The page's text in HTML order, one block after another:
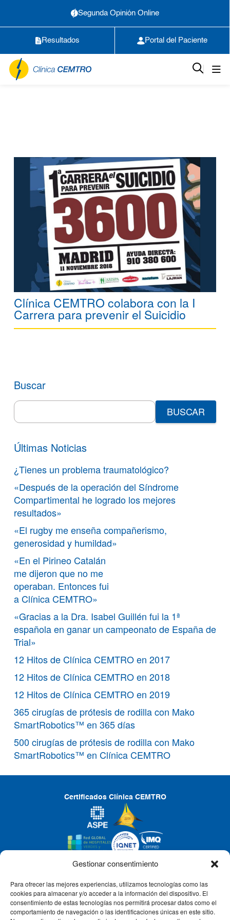
Gestionar consentimiento
Para ofrecer las mejores experiencias, utilizamos tecnologías como las
cookies para almacenar y/o acceder a la información del dispositivo. El
consentimiento de estas tecnologías nos permitirá procesar datos como el
comportamiento de navegación o las identificaciones únicas en este sitio.
Segunda Opinión Online
Resultados Portal del Paciente
Clínica CEMTRO colabora con la I
Carrera para prevenir el Suicidio
Buscar
Search
for:
Últimas Noticias
¿Tienes un problema traumatológico?
«Después de la operación del Síndrome
Compartimental he logrado los mejores
resultados»
«El rugby me enseña compañerismo,
generosidad y humildad»
«En el Pirineo Catalán
me dijeron que no me
operaban. Entonces fui
a Clínica CEMTRO»
«Gracias a la Dra. Isabel Guillén fui la 1ª
española en ganar un campeonato de España de
Trial»
12 Hitos de Clínica CEMTRO en 2017
12 Hitos de Clínica CEMTRO en 2018
12 Hitos de Clínica CEMTRO en 2019
365 cirugías de prótesis de rodilla con Mako
SmartRobotics™ en 365 días
500 cirugías de prótesis de rodilla con Mako
SmartRobotics™ en Clínica CEMTRO
Certificados Clínica CEMTRO
CLÍNICA CEMTRO